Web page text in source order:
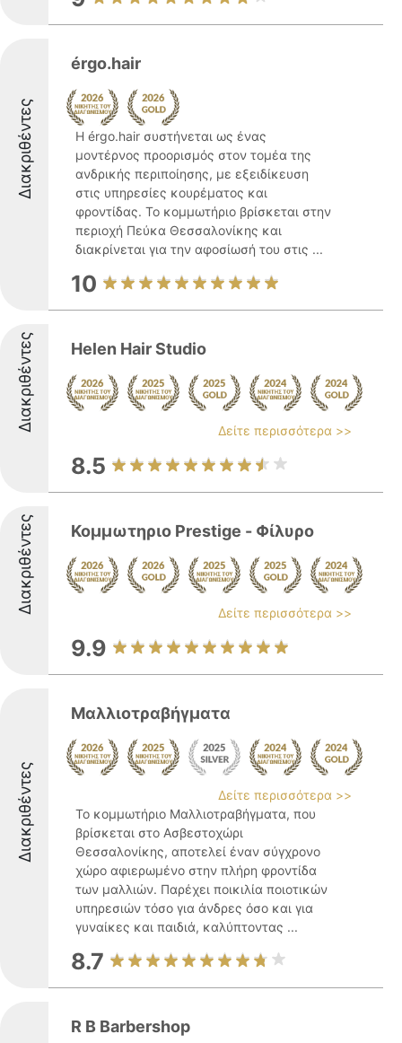
Διακριθέντες
érgo.hair
Η érgo.hair συστήνεται ως ένας
μοντέρνος προορισμός στον τομέα της
ανδρικής περιποίησης, με εξειδίκευση
στις υπηρεσίες κουρέματος και
φροντίδας. Το κομμωτήριο βρίσκεται στην
περιοχή Πεύκα Θεσσαλονίκης και
διακρίνεται για την αφοσίωσή του στις ...
10
Διακριθέντες Helen Hair Studio
Δείτε περισσότερα >>
8.5
Διακριθέντες Κομμωτηριο Prestige - Φίλυρο
Δείτε περισσότερα >>
9.9
Διακριθέντες
Μαλλιοτραβήγματα
Δείτε περισσότερα >>
Το κομμωτήριο Μαλλιοτραβήγματα, που
βρίσκεται στο Ασβεστοχώρι
Θεσσαλονίκης, αποτελεί έναν σύγχρονο
χώρο αφιερωμένο στην πλήρη φροντίδα
των μαλλιών. Παρέχει ποικιλία ποιοτικών
υπηρεσιών τόσο για άνδρες όσο και για
γυναίκες και παιδιά, καλύπτοντας ...
8.7
R B Barbershop